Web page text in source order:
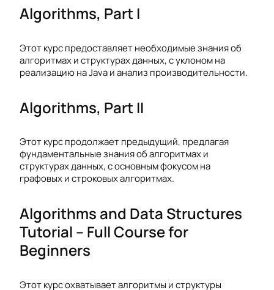
Algorithms, Part I
Этот курс предоставляет необходимые знания об
алгоритмах и структурах данных, с уклоном на
реализацию на Java и анализ производительности.
Algorithms, Part II
Этот курс продолжает предыдущий, предлагая
фундаментальные знания об алгоритмах и
структурах данных, с основным фокусом на
графовых и строковых алгоритмах.
Algorithms and Data Structures
Tutorial – Full Course for
Beginners
Этот курс охватывает алгоритмы и структуры